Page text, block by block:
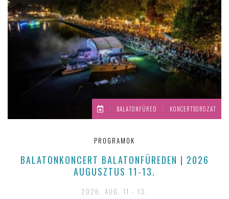
/ BALATONFÜRED / KONCERTSOROZAT
PROGRAMOK
BALATONKONCERT BALATONFÜREDEN | 2026
AUGUSZTUS 11-13.
2026. AUG. 11 - 13.